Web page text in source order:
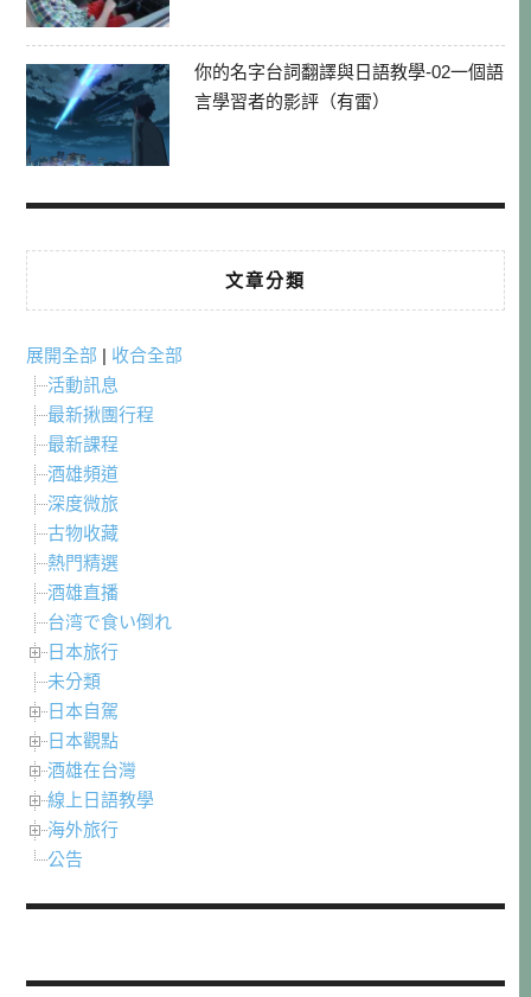
你的名字台詞翻譯與日語教學-02一個語
言學習者的影評（有雷）
文章分類
展開全部 | 收合全部
活動訊息
最新揪團行程
最新課程
酒雄頻道
深度微旅
古物收藏
熱門精選
酒雄直播
台湾で食い倒れ
日本旅行
未分類
日本自駕
日本觀點
酒雄在台灣
線上日語教學
海外旅行
公告